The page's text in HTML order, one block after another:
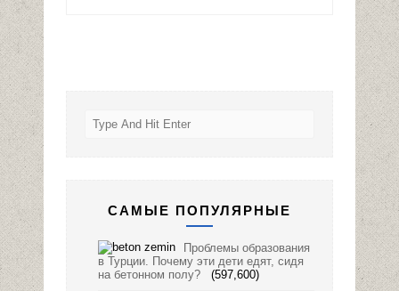
САМЫЕ ПОПУЛЯРНЫЕ
Проблемы образования
в Турции. Почему эти дети едят, сидя
на бетонном полу?
(597,600)